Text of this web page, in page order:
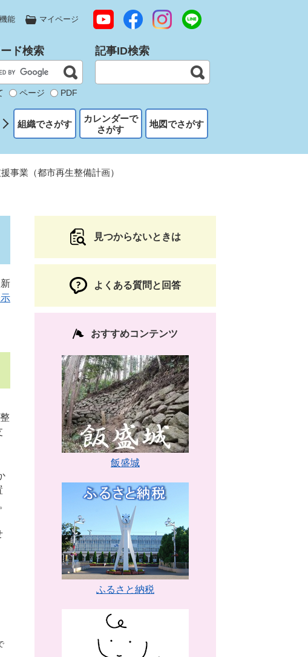
能 マイページ
ド検索
ページ PDF
記事ID検索
組織でさがす
カレンダーで
さがす
地図でさがす
事業（都市再生整備計画）
見つからないときは
よくある質問と回答
おすすめコンテンツ
飯盛城
ふるさと納税